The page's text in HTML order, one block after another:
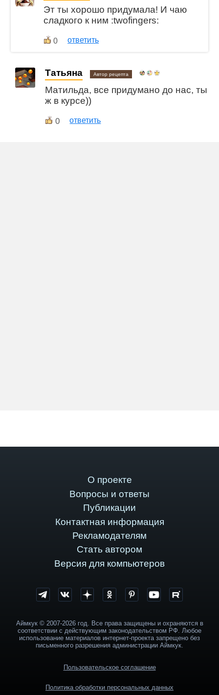
Эт ты хорошо придумала! И чаю
сладкого к ним :twofingers:
0 ответить
Татьяна Автор рецепта
Матильда, все придумано до нас, ты
ж в курсе))
0 ответить
О проекте
Вопросы и ответы
Публикации
Контактная информация
Рекламодателям
Стать автором
Версия для компьютеров
Аймкук © 2007-2026 год. Все права защищены и охраняются в
соответствии с действующим законодательством РФ. Любое
использование материалов интернет-проекта запрещено без
письменного разрешения администрации Аймкук.
Пользовательское соглашение
Политика обработки персональных данных